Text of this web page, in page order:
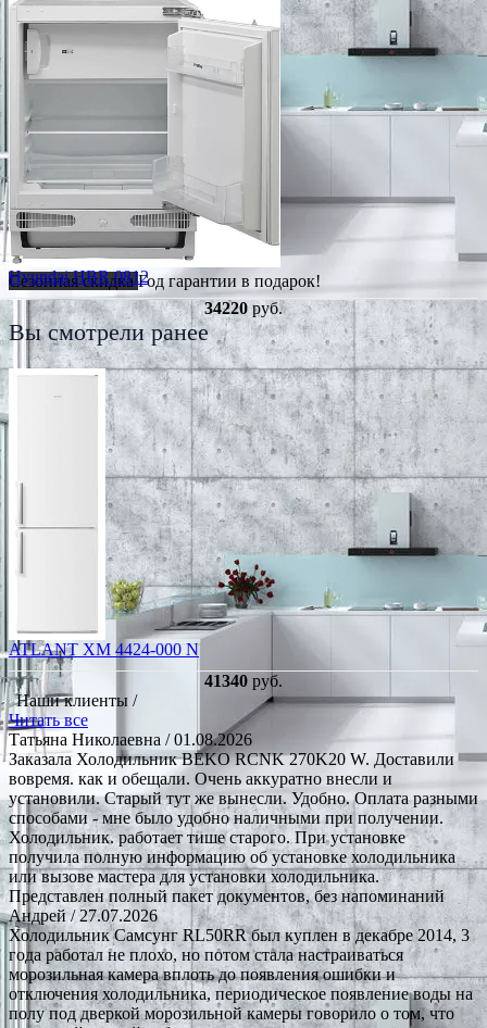
Сезонная скидкаГод гарантии в подарок!
Hyundai HBR 0812
34220руб.
Вы смотрели ранее
ATLANT ХМ 4424-000 N
41340 руб.
Наши клиенты /
Читать все
Татьяна Николаевна / 01.08.2026
Заказала Холодильник BEKO RCNK 270K20 W. Доставили
вовремя. как и обещали. Очень аккуратно внесли и
установили. Старый тут же вынесли. Удобно. Оплата разными
способами - мне было удобно наличными при получении.
Холодильник. работает тише старого. При установке
получила полную информацию об установке холодильника
или вызове мастера для установки холодильника.
Представлен полный пакет документов, без напоминаний
Андрей/ 27.07.2026
Холодильник Самсунг RL50RR был куплен в декабре 2014, 3
года работал не плохо, но потом стала настраиваться
морозильная камера вплоть до появления ошибки и
отключения холодильника, периодическое появление воды на
полу под дверкой морозильной камеры говорило о том, что